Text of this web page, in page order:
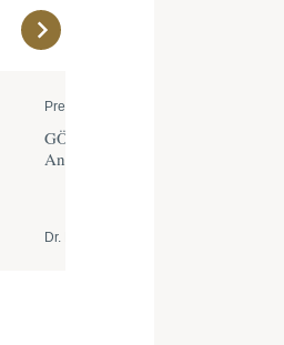
Pressemitteilungen | Verteidig...
GÖRG berät Salzgitter-Konzern
Ankauf der Thyrolf & Uhle
Dr. Markus Söhnchen, et. al.